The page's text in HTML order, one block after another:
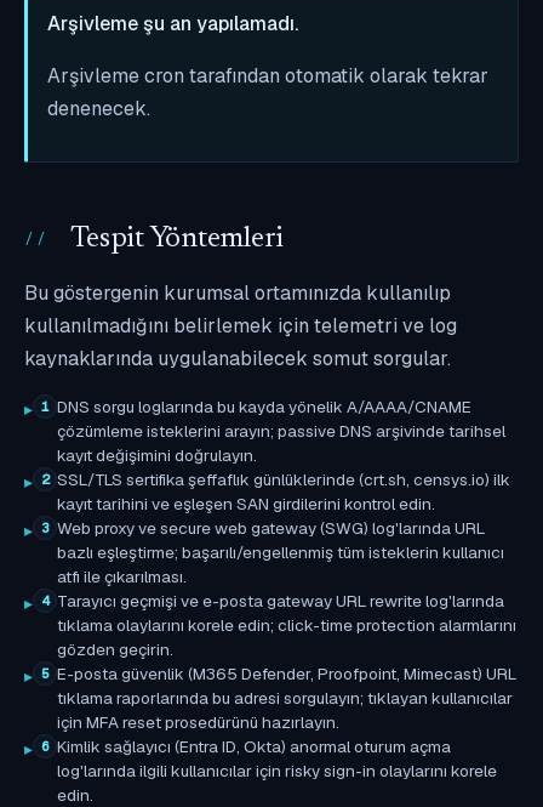
Arşivleme şu an yapılamadı.
Arşivleme cron tarafından otomatik olarak tekrar
denenecek.
Tespit Yöntemleri
Bu göstergenin kurumsal ortamınızda kullanılıp
kullanılmadığını belirlemek için telemetri ve log
kaynaklarında uygulanabilecek somut sorgular.
1 DNS sorgu loglarında bu kayda yönelik A/AAAA/CNAME
çözümleme isteklerini arayın; passive DNS arşivinde tarihsel
kayıt değişimini doğrulayın.
2 SSL/TLS sertifika şeffaflık günlüklerinde (crt.sh, censys.io) ilk
kayıt tarihini ve eşleşen SAN girdilerini kontrol edin.
3 Web proxy ve secure web gateway (SWG) log'larında URL
bazlı eşleştirme; başarılı/engellenmiş tüm isteklerin kullanıcı
atfı ile çıkarılması.
4 Tarayıcı geçmişi ve e-posta gateway URL rewrite log'larında
tıklama olaylarını korele edin; click-time protection alarmlarını
gözden geçirin.
5 E-posta güvenlik (M365 Defender, Proofpoint, Mimecast) URL
tıklama raporlarında bu adresi sorgulayın; tıklayan kullanıcılar
için MFA reset prosedürünü hazırlayın.
6 Kimlik sağlayıcı (Entra ID, Okta) anormal oturum açma
log'larında ilgili kullanıcılar için risky sign-in olaylarını korele
edin.